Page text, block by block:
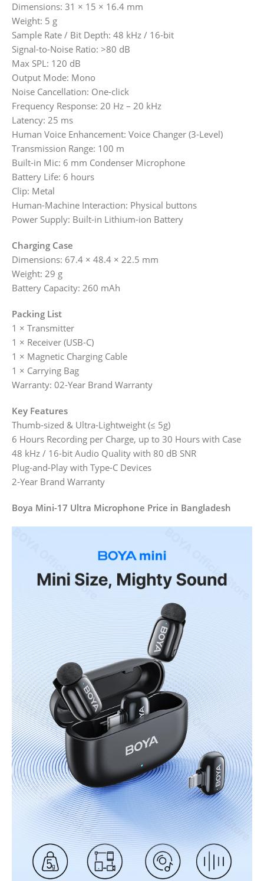
Dimensions: 31 × 15 × 16.4 mm
Weight: 5 g
Sample Rate / Bit Depth: 48 kHz / 16-bit
Signal-to-Noise Ratio: >80 dB
Max SPL: 120 dB
Output Mode: Mono
Noise Cancellation: One-click
Frequency Response: 20 Hz – 20 kHz
Latency: 25 ms
Human Voice Enhancement: Voice Changer (3-Level)
Transmission Range: 100 m
Built-in Mic: 6 mm Condenser Microphone
Battery Life: 6 hours
Clip: Metal
Human-Machine Interaction: Physical buttons
Power Supply: Built-in Lithium-ion Battery
Charging Case
Dimensions: 67.4 × 48.4 × 22.5 mm
Weight: 29 g
Battery Capacity: 260 mAh
Packing List
1 × Transmitter
1 × Receiver (USB-C)
1 × Magnetic Charging Cable
1 × Carrying Bag
Warranty: 02-Year Brand Warranty
Key Features
Thumb-sized & Ultra-Lightweight (≤ 5g)
6 Hours Recording per Charge, up to 30 Hours with Case
48 kHz / 16-bit Audio Quality with 80 dB SNR
Plug-and-Play with Type-C Devices
2-Year Brand Warranty
Boya Mini-17 Ultra Microphone Price in Bangladesh